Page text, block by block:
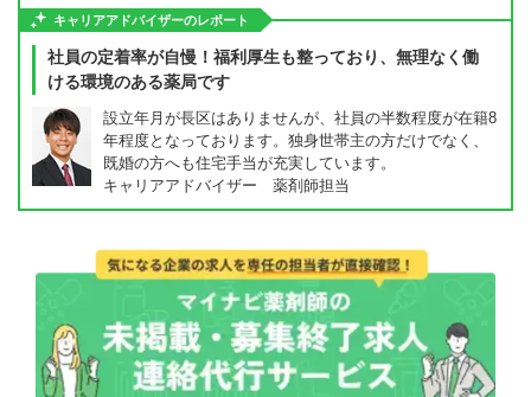
キャリアアドバイザーのレポート
社員の定着率が自慢！福利厚生も整っており、無理なく働
ける環境のある薬局です
設立年月が長区はありませんが、社員の半数程度が在籍8
年程度となっております。独身世帯主の方だけでなく、
既婚の方へも住宅手当が充実しています。
キャリアアドバイザー 薬剤師担当